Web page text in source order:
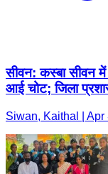
सीवन: कस्बा सीवन
आई चोट; जिला
Siwan, Kaithal | Apr